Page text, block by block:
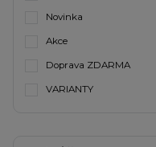
Novinka
Akce
Doprava ZDARMA
VARIANTY